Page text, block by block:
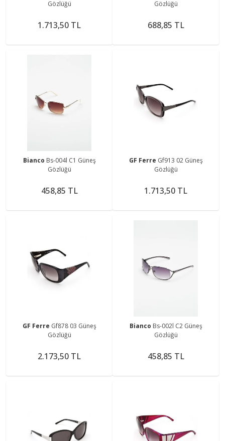
Gözlüğü
1.713,50 TL
Gözlüğü
688,85 TL
Bianco Bs-004l C1 Güneş
Gözlüğü
458,85 TL
GF Ferre Gf913 02 Güneş
Gözlüğü
1.713,50 TL
GF Ferre Gf878 03 Güneş
Gözlüğü
2.173,50 TL
Bianco Bs-002l C2 Güneş
Gözlüğü
458,85 TL